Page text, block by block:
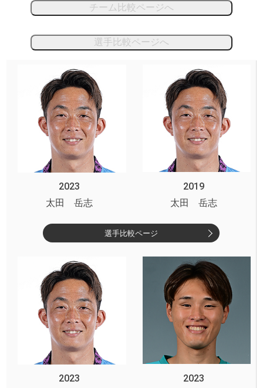
チーム比較ページへ
選手比較ページへ
2023
2019
太田 岳志
太田 岳志
選手比較ページ
2023
2023